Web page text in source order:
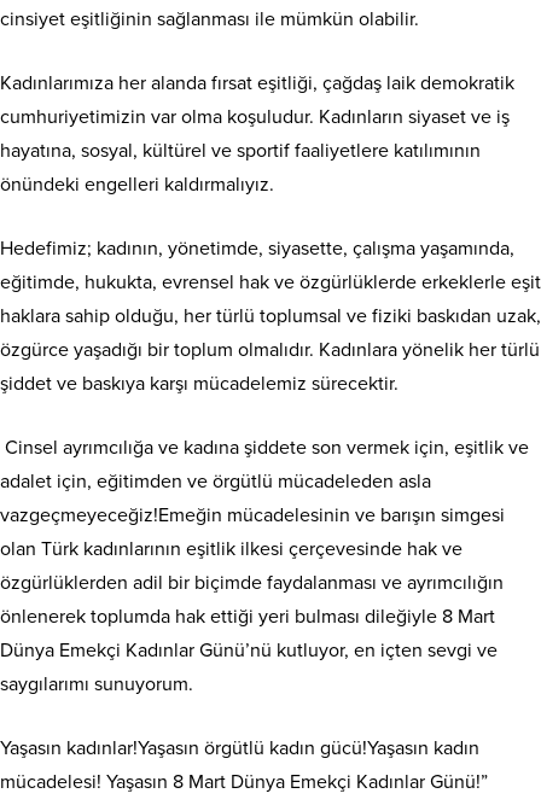
cinsiyet eşitliğinin sağlanması ile mümkün olabilir.
Kadınlarımıza her alanda fırsat eşitliği, çağdaş laik demokratik
cumhuriyetimizin var olma koşuludur. Kadınların siyaset ve iş
hayatına, sosyal, kültürel ve sportif faaliyetlere katılımının
önündeki engelleri kaldırmalıyız.
Hedefimiz; kadının, yönetimde, siyasette, çalışma yaşamında,
eğitimde, hukukta, evrensel hak ve özgürlüklerde erkeklerle eşit
haklara sahip olduğu, her türlü toplumsal ve fiziki baskıdan uzak,
özgürce yaşadığı bir toplum olmalıdır. Kadınlara yönelik her türlü
şiddet ve baskıya karşı mücadelemiz sürecektir.
Cinsel ayrımcılığa ve kadına şiddete son vermek için, eşitlik ve
adalet için, eğitimden ve örgütlü mücadeleden asla
vazgeçmeyeceğiz!Emeğin mücadelesinin ve barışın simgesi
olan Türk kadınlarının eşitlik ilkesi çerçevesinde hak ve
özgürlüklerden adil bir biçimde faydalanması ve ayrımcılığın
önlenerek toplumda hak ettiği yeri bulması dileğiyle 8 Mart
Dünya Emekçi Kadınlar Günü’nü kutluyor, en içten sevgi ve
saygılarımı sunuyorum.
Yaşasın kadınlar!Yaşasın örgütlü kadın gücü!Yaşasın kadın
mücadelesi! Yaşasın 8 Mart Dünya Emekçi Kadınlar Günü!”